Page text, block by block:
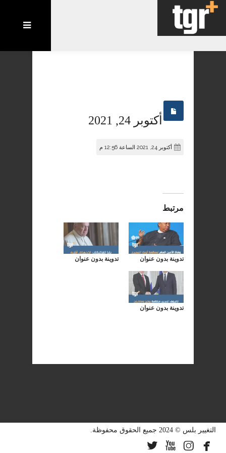
أكتوبر 24, 2021
أكتوبر 24, 2021 الساعة 12:56 م
مرتبط
تدوينة بدون عنوان تدوينة بدون عنوان
تدوينة بدون عنوان
التغيير بلس © 2024 جميع الحقوق محفوظة.



